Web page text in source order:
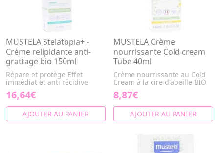
MUSTELA Stelatopia+ -
Crème relipidante anti-
grattage bio 150ml
Répare et protège Effet
immédiat et anti récidive
16,64€
AJOUTER AU PANIER
MUSTELA Crème
nourrissante Cold cream
Tube 40ml
Crème nourrissante au Cold
Cream à la cire d'abeille BIO
8,87€
AJOUTER AU PANIER